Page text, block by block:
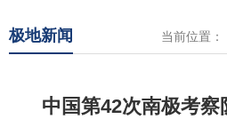
极地新闻 当前位置：
中国第42次南极考察